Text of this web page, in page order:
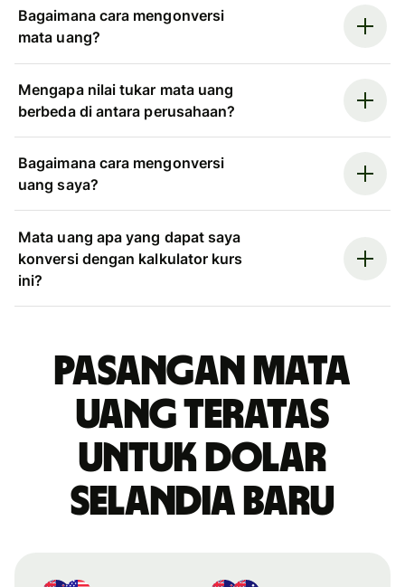
Bagaimana cara mengonversi
mata uang?
Mengapa nilai tukar mata uang
berbeda di antara perusahaan?
Bagaimana cara mengonversi
uang saya?
Mata uang apa yang dapat saya
konversi dengan kalkulator kurs
ini?
Pasangan mata
uang teratas
untuk dolar
Selandia Baru